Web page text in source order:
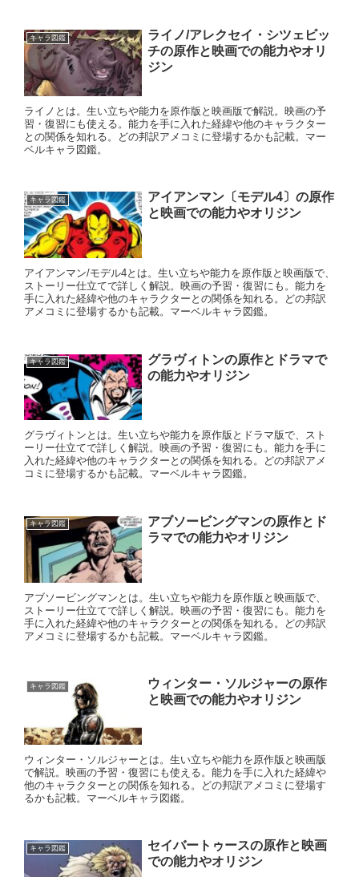
キャラ図鑑
ライノ/アレクセイ・シツェビッ
チの原作と映画での能力やオリ
ジン
ライノとは。生い立ちや能力を原作版と映画版で解説。映画の予
習・復習にも使える。能力を手に入れた経緯や他のキャラクター
との関係を知れる。どの邦訳アメコミに登場するかも記載。マー
ベルキャラ図鑑。
キャラ図鑑
アイアンマン〔モデル4〕の原作
と映画での能力やオリジン
アイアンマン/モデル4とは。生い立ちや能力を原作版と映画版で、
ストーリー仕立てで詳しく解説。映画の予習・復習にも。能力を
手に入れた経緯や他のキャラクターとの関係を知れる。どの邦訳
アメコミに登場するかも記載。マーベルキャラ図鑑。
キャラ図鑑
グラヴィトンの原作とドラマで
の能力やオリジン
グラヴィトンとは。生い立ちや能力を原作版とドラマ版で、スト
ーリー仕立てで詳しく解説。映画の予習・復習にも。能力を手に
入れた経緯や他のキャラクターとの関係を知れる。どの邦訳アメ
コミに登場するかも記載。マーベルキャラ図鑑。
キャラ図鑑
アブソービングマンの原作とド
ラマでの能力やオリジン
アブソービングマンとは。生い立ちや能力を原作版と映画版で、
ストーリー仕立てで詳しく解説。映画の予習・復習にも。能力を
手に入れた経緯や他のキャラクターとの関係を知れる。どの邦訳
アメコミに登場するかも記載。マーベルキャラ図鑑。
キャラ図鑑
ウィンター・ソルジャーの原作
と映画での能力やオリジン
ウィンター・ソルジャーとは。生い立ちや能力を原作版と映画版
で解説。映画の予習・復習にも使える。能力を手に入れた経緯や
他のキャラクターとの関係を知れる。どの邦訳アメコミに登場す
るかも記載。マーベルキャラ図鑑。
キャラ図鑑
セイバートゥースの原作と映画
での能力やオリジン